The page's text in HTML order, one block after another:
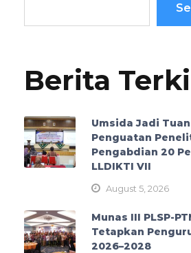
Berita
Umsida Jadi
Penguatan
Pengabdian 20
LLDIKTI VII
August 5, 2026
Munas III PLSP-
Tetapkan
2026–2028